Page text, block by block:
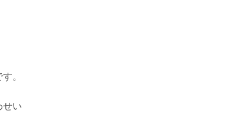
。
せい